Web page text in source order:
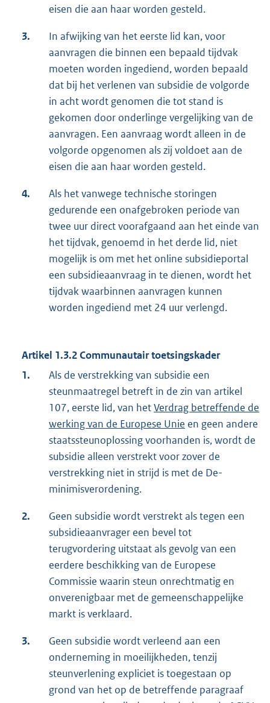
eisen die aan haar worden gesteld.
3.
In afwijking van het eerste lid kan, voor
aanvragen die binnen een bepaald tijdvak
moeten worden ingediend, worden bepaald
dat bij het verlenen van subsidie de volgorde
in acht wordt genomen die tot stand is
gekomen door onderlinge vergelijking van de
aanvragen. Een aanvraag wordt alleen in de
volgorde opgenomen als zij voldoet aan de
eisen die aan haar worden gesteld.
4.
Als het vanwege technische storingen
gedurende een onafgebroken periode van
twee uur direct voorafgaand aan het einde van
het tijdvak, genoemd in het derde lid, niet
mogelijk is om met het online subsidieportal
een subsidieaanvraag in te dienen, wordt het
tijdvak waarbinnen aanvragen kunnen
worden ingediend met 24 uur verlengd.
Artikel 1.3.2 Communautair toetsingskader
1.
Als de verstrekking van subsidie een
steunmaatregel betreft in de zin van artikel
107, eerste lid, van hetVerdrag betreffende de
werking van de Europese Unie en geen andere
staatssteunoplossing voorhanden is, wordt de
subsidie alleen verstrekt voor zover de
verstrekking niet in strijd is met de De-
minimisverordening.
2.
Geen subsidie wordt verstrekt als tegen een
subsidieaanvrager een bevel tot
terugvordering uitstaat als gevolg van een
eerdere beschikking van de Europese
Commissie waarin steun onrechtmatig en
onverenigbaar met de gemeenschappelijke
markt is verklaard.
3.
Geen subsidie wordt verleend aan een
onderneming in moeilijkheden, tenzij
steunverlening expliciet is toegestaan op
grond van het op de betreffende paragraaf